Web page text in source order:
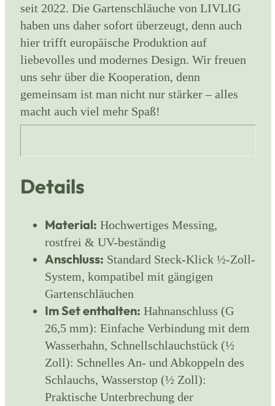
seit 2022. Die Gartenschläuche von LIVLIG
haben uns daher sofort überzeugt, denn auch
hier trifft europäische Produktion auf
liebevolles und modernes Design. Wir freuen
uns sehr über die Kooperation, denn
gemeinsam ist man nicht nur stärker – alles
macht auch viel mehr Spaß!
Details
Material: Hochwertiges Messing,
rostfrei & UV-beständig
Anschluss: Standard Steck-Klick ½-Zoll-
System, kompatibel mit gängigen
Gartenschläuchen
Im Set enthalten: Hahnanschluss (G
26,5 mm): Einfache Verbindung mit dem
Wasserhahn, Schnellschlauchstück (½
Zoll): Schnelles An- und Abkoppeln des
Schlauchs, Wasserstop (½ Zoll):
Praktische Unterbrechung der